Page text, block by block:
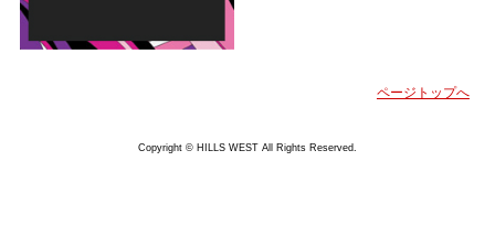
ページトップへ
Copyright © HILLS WEST All Rights Reserved.